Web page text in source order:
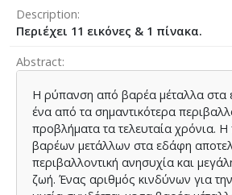
Description
Περιέχει 11 εικόνες & 1 πίνακα.
Abstract
Η ρύπανση από βαρέα μέταλλα στα
ένα από τα σημαντικότερα
προβλήματα τα τελευταία χρόνια.
βαρέων μετάλλων στα εδάφη
περιβαλλοντική ανησυχία και
ζωή. Ένας αριθμός κινδύνων για